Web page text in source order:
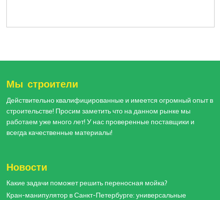
Мы строители
Действительно квалифицированные и имеется огромный опыт в
строительстве! Просим заметить что на данном рынке мы
работаем уже много лет! У нас проверенные поставщики и
всегда качественные материалы!
Новости
Какие задачи поможет решить переносная мойка?
Кран-манипулятор в Санкт-Петербурге: универсальные